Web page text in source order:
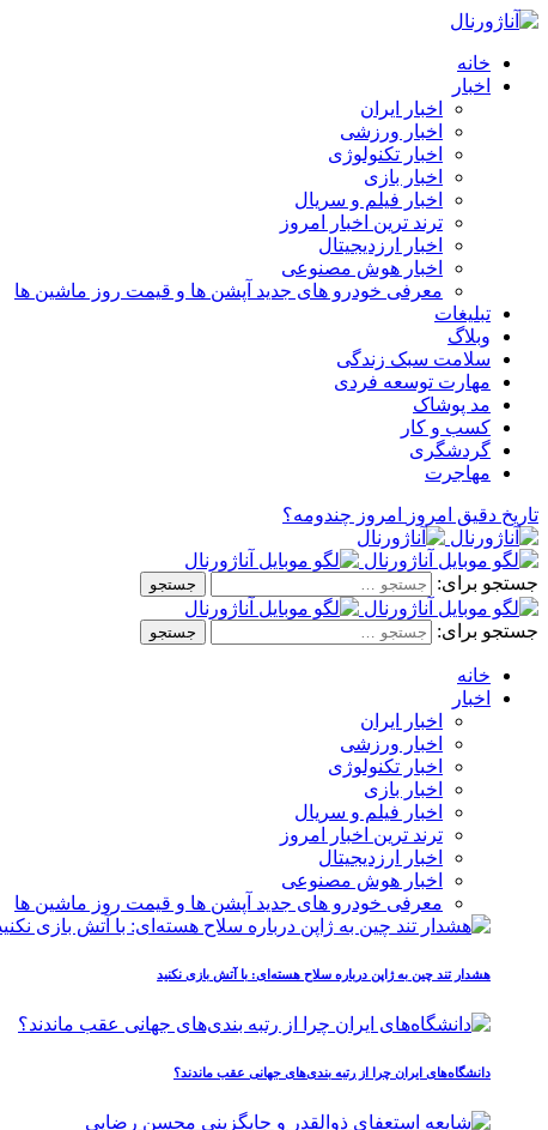
خانه
اخبار
اخبار ایران
اخبار ورزشی
اخبار تکنولوژی
اخبار بازی
اخبار فیلم و سریال
ترند ترین اخبار امروز
اخبار ارزدیجیتال
اخبار هوش مصنوعی
معرفی خودرو های جدید آپشن‌ ها و قیمت روز ماشین‌ ها
تبلیغات
وبلاگ
سلامت سبک زندگی
مهارت توسعه فردی
مد پوشاک
کسب و کار
گردشگری
مهاجرت
تاریخ دقیق امروز امروز چندومه؟
جستجو برای:
جستجو برای:
خانه
اخبار
اخبار ایران
اخبار ورزشی
اخبار تکنولوژی
اخبار بازی
اخبار فیلم و سریال
ترند ترین اخبار امروز
اخبار ارزدیجیتال
اخبار هوش مصنوعی
معرفی خودرو های جدید آپشن‌ ها و قیمت روز ماشین‌ ها
هشدار تند چین به ژاپن درباره سلاح هسته‌ای: با آتش بازی نکنید
دانشگاه‌های ایران چرا از رتبه‌ بندی‌های جهانی عقب ماندند؟